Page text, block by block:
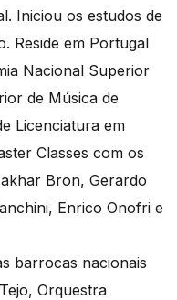
Iniciou os estudos de
Reside em Portugal
Nacional Superior
de Música de
Licenciatura em
Classes com os
Bron, Gerardo
Enrico Onofri e
barrocas nacionais
Orquestra